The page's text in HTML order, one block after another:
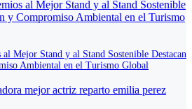
Mejor Stand y al Stand Sostenible Destacan
Ambiental en el Turismo Global